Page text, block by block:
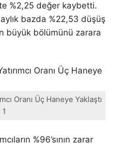
%2,25 değer kaybetti.
bazda %22,53 düşüş
büyük bölümünü zarara
Oranı Üç Haneye Yaklaştı
%96’sının zarar